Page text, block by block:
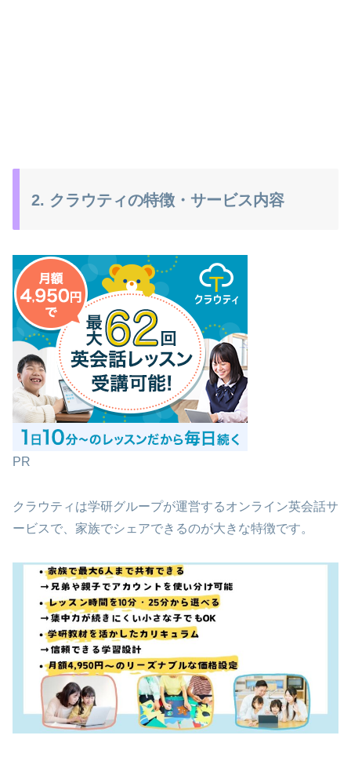
2. クラウティの特徴・サービス内容
PR
クラウティは学研グループが運営するオンライン英会話サ
ービスで、家族でシェアできるのが大きな特徴です。